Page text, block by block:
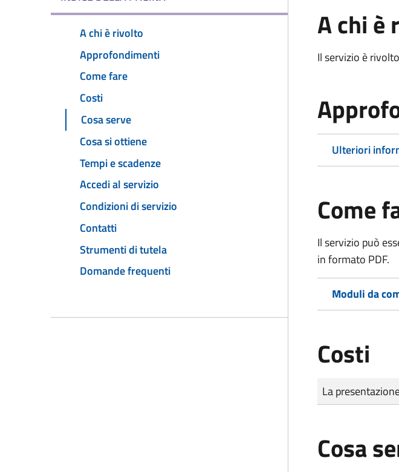
A chi è rivolto
Approfondimenti
Come fare
Costi
Cosa serve
Cosa si ottiene
Tempi e scadenze
Accedi al servizio
Condizioni di servizio
Contatti
Strumenti di tutela
Domande frequenti
A chi è
Il servizio è
Ulteriori
Come
Il servizio può
in formato PDF.
Moduli da
Costi
Tipo di
Importo
La
Cosa